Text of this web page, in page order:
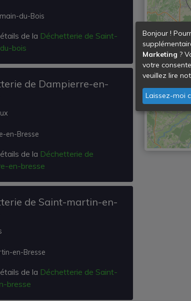
du-Bois
de la Déchetterie de Saint-
bois
de Dampierre-en-
en-Bresse
de la Déchetterie de
en-bresse
de Saint-martin-en-
en-Bresse
de la Déchetterie de Saint-
bresse
Bonjour !
Marketing ?
votre
veuillez lire
Laissez-moi